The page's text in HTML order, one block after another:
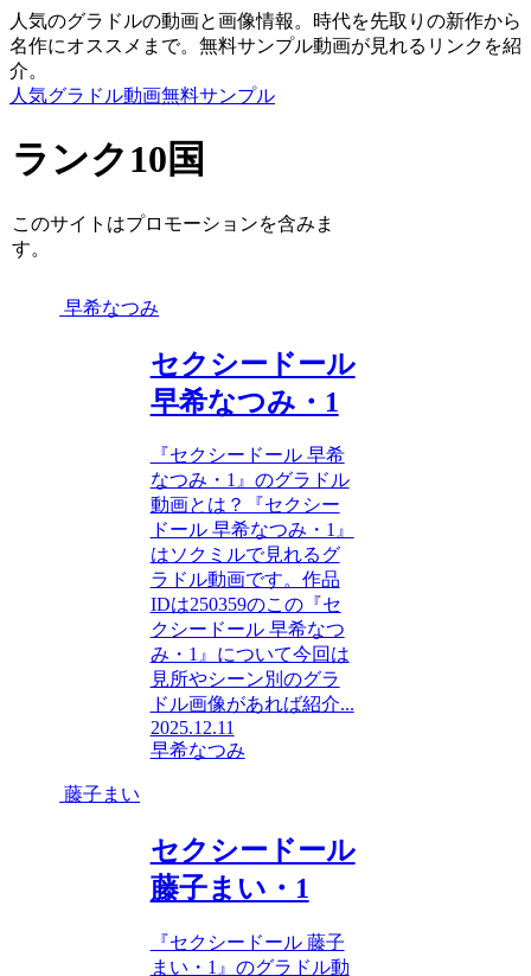
人気のグラドルの動画と画像情報。時代を先取りの新作から
名作にオススメまで。無料サンプル動画が見れるリンクを紹
介。
人気グラドル動画無料サンプル
ランク10国
このサイトはプロモーションを含みま
す。
早希なつみ
セクシードール
早希なつみ・1
『セクシードール 早希
なつみ・1』のグラドル
動画とは？『セクシー
ドール 早希なつみ・1』
はソクミルで見れるグ
ラドル動画です。作品
IDは250359のこの『セ
クシードール 早希なつ
み・1』について今回は
見所やシーン別のグラ
ドル画像があれば紹介...
2025.12.11
早希なつみ
藤子まい
セクシードール
藤子まい・1
『セクシードール 藤子
まい・1』のグラドル動